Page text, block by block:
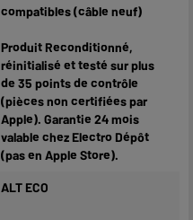
compatibles (câble neuf)
Produit Reconditionné,
réinitialisé et testé sur plus
de 35 points de contrôle
(pièces non certifiées par
Apple). Garantie 24 mois
valable chez Electro Dépôt
(pas en Apple Store).
ALT ECO